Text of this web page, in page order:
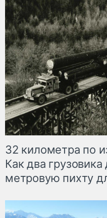
32 километра по
Как два
метровую пихту